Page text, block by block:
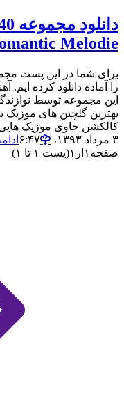
Melodie
را آماده دانلود کرده ایم.
این مجموعه توسط
کالکشن حاوی موزیک
۳ مرداد ۱۳۹۳،‏ ۶:۴۷
صفحه ۱ از ۱(پست ۱ تا ۱)